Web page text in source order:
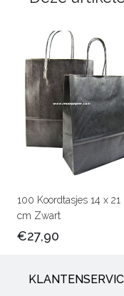
100 Koordtasjes 14 x 21
cm Zwart
€27,90